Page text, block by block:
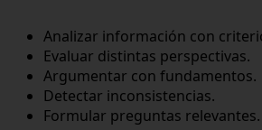
Analizar información con
Evaluar distintas perspectivas.
Argumentar con fundamentos.
Detectar inconsistencias.
Formular preguntas relevantes.